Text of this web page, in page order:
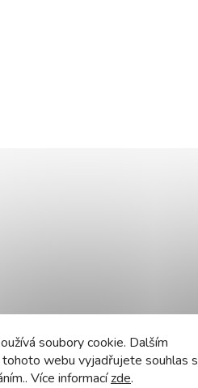
soubory cookie. Dalším
tohoto webu vyjadřujete souhlas s
Více informacízde.